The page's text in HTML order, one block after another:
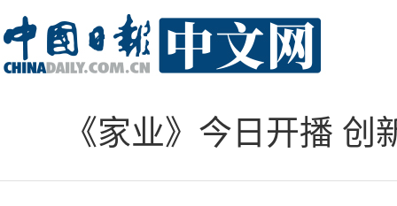
《家业》今日开播